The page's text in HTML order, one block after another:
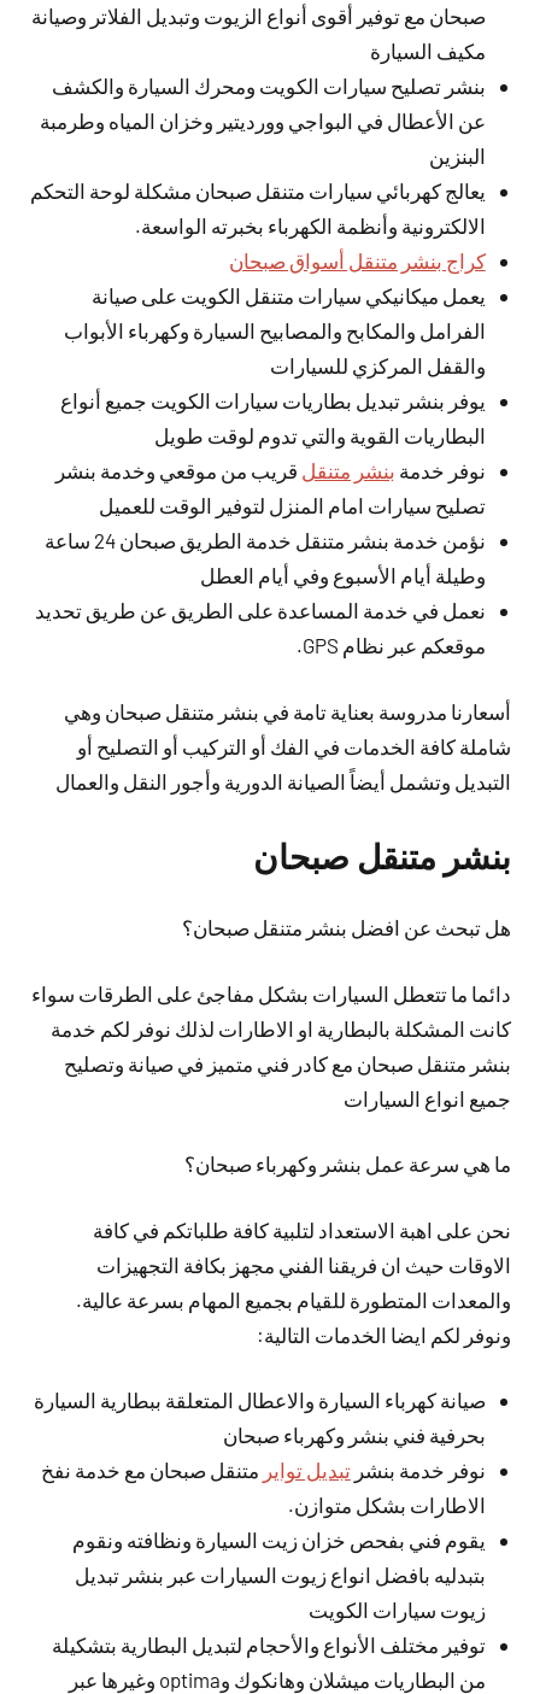
صبحان مع توفير أقوى أنواع الزيوت وتبديل الفلاتر وصيانة
مكيف السيارة
بنشر تصليح سيارات الكويت ومحرك السيارة والكشف
عن الأعطال في البواجي وورديتير وخزان المياه وطرمبة
البنزين
يعالج كهربائي سيارات متنقل صبحان مشكلة لوحة التحكم
الالكترونية وأنظمة الكهرباء بخبرته الواسعة.
كراج بنشر متنقل أسواق صبحان
يعمل ميكانيكي سيارات متنقل الكويت على صيانة
الفرامل والمكابح والمصابيح السيارة وكهرباء الأبواب
والقفل المركزي للسيارات
يوفر بنشر تبديل بطاريات سيارات الكويت جميع أنواع
البطاريات القوية والتي تدوم لوقت طويل
نوفر خدمة بنشر متنقل قريب من موقعي وخدمة بنشر
تصليح سيارات امام المنزل لتوفير الوقت للعميل
نؤمن خدمة بنشر متنقل خدمة الطريق صبحان 24 ساعة
وطيلة أيام الأسبوع وفي أيام العطل
نعمل في خدمة المساعدة على الطريق عن طريق تحديد
موقعكم عبر نظام GPS.
أسعارنا مدروسة بعناية تامة في بنشر متنقل صبحان وهي
شاملة كافة الخدمات في الفك أو التركيب أو التصليح أو
التبديل وتشمل أيضاً الصيانة الدورية وأجور النقل والعمال
بنشر متنقل صبحان
هل تبحث عن افضل بنشر متنقل صبحان؟
دائما ما تتعطل السيارات بشكل مفاجئ على الطرقات سواء
كانت المشكلة بالبطارية او الاطارات لذلك نوفر لكم خدمة
بنشر متنقل صبحان مع كادر فني متميز في صيانة وتصليح
جميع انواع السيارات
ما هي سرعة عمل بنشر وكهرباء صبحان؟
نحن على اهبة الاستعداد لتلبية كافة طلباتكم في كافة
الاوقات حيث ان فريقنا الفني مجهز بكافة التجهيزات
والمعدات المتطورة للقيام بجميع المهام بسرعة عالية.
ونوفر لكم ايضا الخدمات التالية:
صيانة كهرباء السيارة والاعطال المتعلقة ببطارية السيارة
بحرفية فني بنشر وكهرباء صبحان
نوفر خدمة بنشرتبديل تواير متنقل صبحان مع خدمة نفخ
الاطارات بشكل متوازن.
يقوم فني بفحص خزان زيت السيارة ونظافته ونقوم
بتبدليه بافضل انواع زيوت السيارات عبر بنشر تبديل
زيوت سيارات الكويت
توفير مختلف الأنواع والأحجام لتبديل البطارية بتشكيلة
من البطاريات ميشلان وهانكوك وoptima وغيرها عبر